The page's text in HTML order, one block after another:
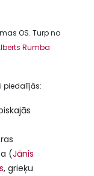
OS. Turp no
Rumba
piedalījās:
(Jānis
, grieķu